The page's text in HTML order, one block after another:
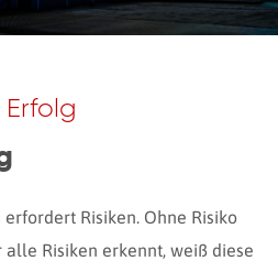
Erfolg
Risiken. Ohne Risiko
alle Risiken erkennt, weiß diese